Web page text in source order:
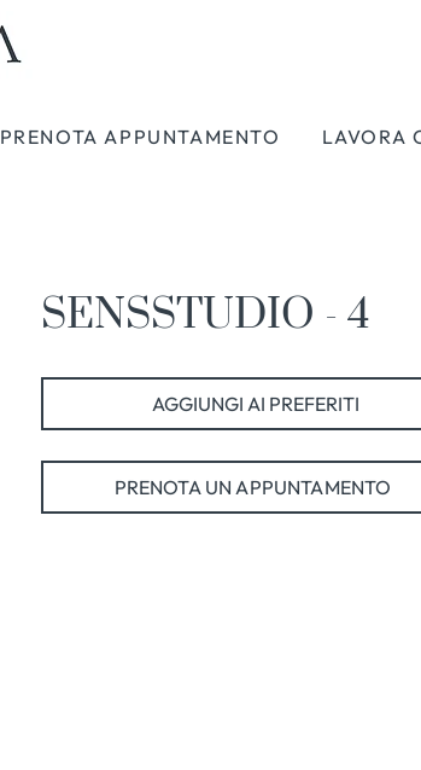
PRENOTA APPUNTAMENTO LAVORA
SENSSTUDIO - 4
AGGIUNGI AI PREFERITI
PRENOTA UN APPUNTAMENTO